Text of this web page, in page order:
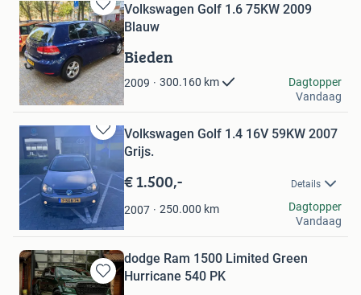
Bewaren
in
Mijn
Favorieten
Volkswagen Golf 1.6 75KW 2009
Blauw
Bieden
2009 300.160 km
Samir
Rotterdam
Dagtopper
Vandaag
Bewaren
in
Mijn
Favorieten
Volkswagen Golf 1.4 16V 59KW 2007
Grijs.
€ 1.500,- Details
2007 250.000 km
van dijk
Helmond
Dagtopper
Vandaag
Bewaren
dodge Ram 1500 Limited Green
Hurricane 540 PK